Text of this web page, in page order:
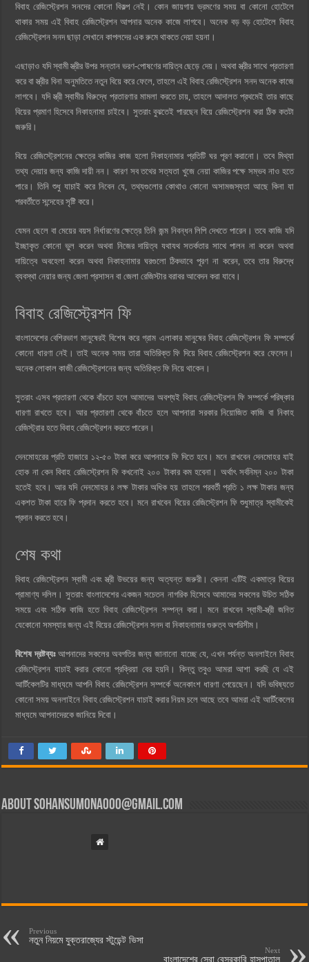
বিবাহ রেজিস্ট্রেশন সনদের কোনো বিকল্প নেই। কোন জায়গায় ভ্রমণের সময় বা কোনো হোটেলে
থাকার সময় এই বিবাহ রেজিস্ট্রেশন আপনার অনেক কাজে লাগবে। অনেক বড় বড় হোটেলে বিবাহ
রেজিস্ট্রেশন সনদ ছাড়া সেখানে কাপলদের এক রুমে থাকতে দেয়া হয়না।
এছাড়াও যদি স্বামী স্ত্রীর উপর সন্তান ভরণ-পোষণের দায়িত্ব ছেড়ে দেয়। অথবা স্ত্রীর সাথে প্রতারণা
করে বা স্ত্রীর বিনা অনুমতিতে নতুন বিয়ে করে ফেলে, তাহলে এই বিবাহ রেজিস্ট্রেশন সনদ অনেক কাজে
লাগবে। যদি স্ত্রী স্বামীর বিরুদ্ধে প্রতারণার মামলা করতে চায়, তাহলে আদালত প্রথমেই তার কাছে
বিয়ের প্রমাণ হিসেবে নিকাহনামা চাইবে। সুতরাং বুঝতেই পারছেন বিয়ে রেজিস্ট্রেশন করা ঠিক কতটা
জরুরি।
বিয়ে রেজিস্ট্রেশনের ক্ষেত্রে কাজির কাজ হলো নিকাহনামার প্রতিটি ঘর পূরণ করানো। তবে মিথ্যা
তথ্য দেয়ার জন্য কাজি দায়ী নন। কারণ সব তথের সত্যতা খুজে নেয়া কাজির পক্ষে সম্ভব নাও হতে
পারে। তিনি শুধু যাচাই করে নিবেন যে, তথ্যগুলোর কোথাও কোনো অসামজস্যতা আছে কিনা যা
পরবর্তীতে সন্দেহের সৃষ্টি করে।
যেমন ছেলে বা মেয়ের বয়স নির্ধারণের ক্ষেত্রে তিনি জন্ম নিবন্ধন লিপি দেখতে পারেন। তবে কাজি যদি
ইচ্ছাকৃত কোনো ভুল করেন অথবা নিজের দায়িত্ব যথাযথ সতর্কতার সাথে পালন না করেন অথবা
দায়িত্বে অবহেলা করেন অথবা নিকাহনামার ঘরগুলো ঠিকভাবে পূরণ না করেন, তবে তার বিরুদ্ধে
ব্যবস্থা নেয়ার জন্য জেলা প্রসাসন বা জেলা রেজিস্টার বরাবর আবেদন করা যাবে।
বিবাহ রেজিস্ট্রেশন ফি
বাংলাদেশের বেশিরভাগ মানুষেরই বিশেষ করে গ্রাম এলাকার মানুষের বিবাহ রেজিস্ট্রেশন ফি সম্পর্কে
কোনো ধারণা নেই। তাই অনেক সময় তারা অতিরিক্ত ফি দিয়ে বিবাহ রেজিস্ট্রেশন করে ফেলেন।
অনেক লোকাল কাজী রেজিস্ট্রেশনের জন্য অতিরিক্ত ফি নিয়ে থাকেন।
সুতরাং এসব প্রতারণা থেকে বাঁচতে হলে আমাদের অবশ্যই বিবাহ রেজিস্ট্রেশন ফি সম্পর্কে পরিষ্কার
ধারণা রাখতে হবে। আর প্রতারণা থেকে বাঁচতে হলে আপনারা সরকার নিয়োজিত কাজি বা নিকাহ
রেজিস্ট্রার হতে বিবাহ রেজিস্ট্রেশন করতে পারেন।
দেনমোহরের প্রতি হাজারে ১২-৫০ টাকা করে আপনাকে ফি দিতে হবে। মনে রাখবেন দেনমোহর যাই
হোক না কেন বিবাহ রেজিস্ট্রেশন ফি কখনোই ২০০ টাকার কম হবেনা। অর্থাৎ সর্বনিম্ন ২০০ টাকা
হতেই হবে। আর যদি দেনমোহর ৪ লক্ষ টাকার অধিক হয় তাহলে পরবর্তী প্রতি ১ লক্ষ টাকার জন্য
একশত টাকা হারে ফি প্রদান করতে হবে। মনে রাখবেন বিয়ের রেজিস্ট্রেশন ফি শুধুমাত্র স্বামীকেই
প্রদান করতে হবে।
শেষ কথা
বিবাহ রেজিস্ট্রেশন স্বামী এবং স্ত্রী উভয়ের জন্য অত্যন্ত জরুরী। কেননা এটিই একমাত্র বিয়ের
প্রামাণ্য দলিল। সুতরাং বাংলাদেশের একজন সচেতন নাগরিক হিসেবে আমাদের সকলের উচিত সঠিক
সময়ে এবং সঠিক কাজি হতে বিবাহ রেজিস্ট্রেশন সম্পন্ন করা। মনে রাখবেন স্বামী-স্ত্রী জনিত
যেকোনো সমস্যার জন্য এই বিয়ের রেজিস্ট্রেশন সনদ বা নিকাহনামার গুরুত্ব অপরিসীম।
বিশেষ দ্রষ্টব্যঃআপনাদের সকলের অবগতির জন্য জানানো যাচ্ছে যে, এখন পর্যন্ত অনলাইনে বিবাহ
রেজিস্ট্রেশন যাচাই করার কোনো প্রক্রিয়া বের হয়নি। কিন্তু তবুও আমরা আশা করছি যে এই
আর্টিকেলটির মাধ্যমে আপনি বিবাহ রেজিস্ট্রেশন সম্পর্কে অনেকাংশ ধারণা পেয়েছেন। যদি ভবিষ্যতে
কোনো সময় অনলাইনে বিবাহ রেজিস্ট্রেশন যাচাই করার নিয়ম চলে আছে তবে আমরা এই আর্টিকেলের
মাধ্যমে আপনাদেরকে জানিয়ে দিবো।
Aboutsohansumona000@gmail.com
Previous
নতুন নিয়মে যুক্তরাজ্যের স্টুডেন্ট ভিসা
Next
বাংলাদেশের সেরা বেসরকারি হাসপাতাল